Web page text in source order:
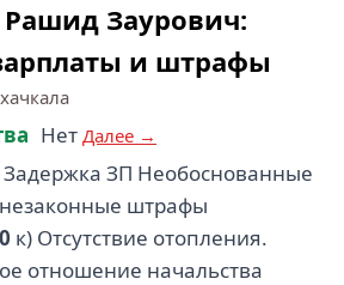
Заурович:
и штрафы
Нет Далее →
Задержка ЗП Необоснованные
штрафы
к) Отсутствие отопления.
отношение начальства